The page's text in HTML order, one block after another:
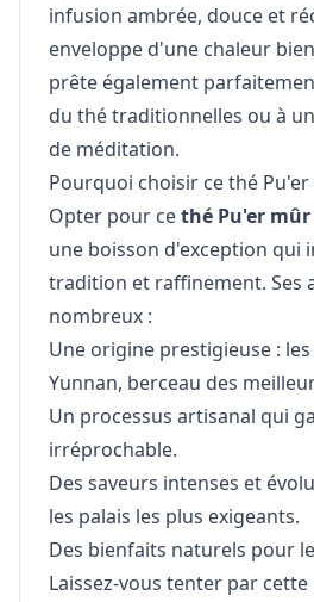
infusion ambrée, douce et
enveloppe d'une chaleur
prête également
du thé traditionnelles ou à
de méditation.
Pourquoi choisir ce thé
Opter pour cethé Pu'er
une boisson d'exception qui
tradition et raffinement. Ses
nombreux :
Une origine prestigieuse :
Yunnan, berceau des
Un processus artisanal qui
irréprochable.
Des saveurs intenses et
les palais les plus exigeants.
Des bienfaits naturels pour
Laissez-vous tenter par